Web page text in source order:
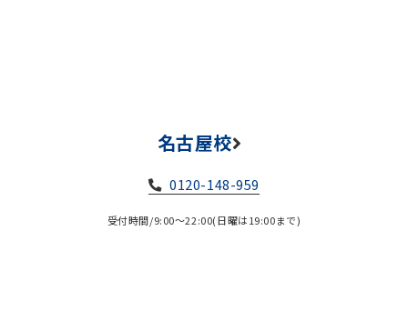
名古屋校
0120-148-959
受付時間/9:00～22:00(日曜は19:00まで)